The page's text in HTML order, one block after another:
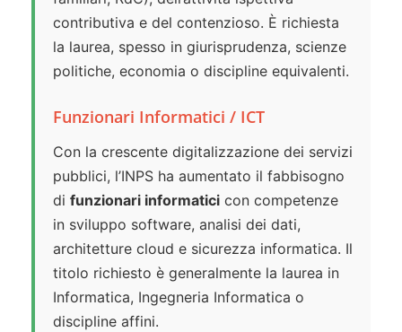
contributiva e del contenzioso. È richiesta
la laurea, spesso in giurisprudenza, scienze
politiche, economia o discipline equivalenti.
Funzionari Informatici / ICT
Con la crescente digitalizzazione dei servizi
pubblici, l’INPS ha aumentato il fabbisogno
di funzionari informatici con competenze
in sviluppo software, analisi dei dati,
architetture cloud e sicurezza informatica. Il
titolo richiesto è generalmente la laurea in
Informatica, Ingegneria Informatica o
discipline affini.